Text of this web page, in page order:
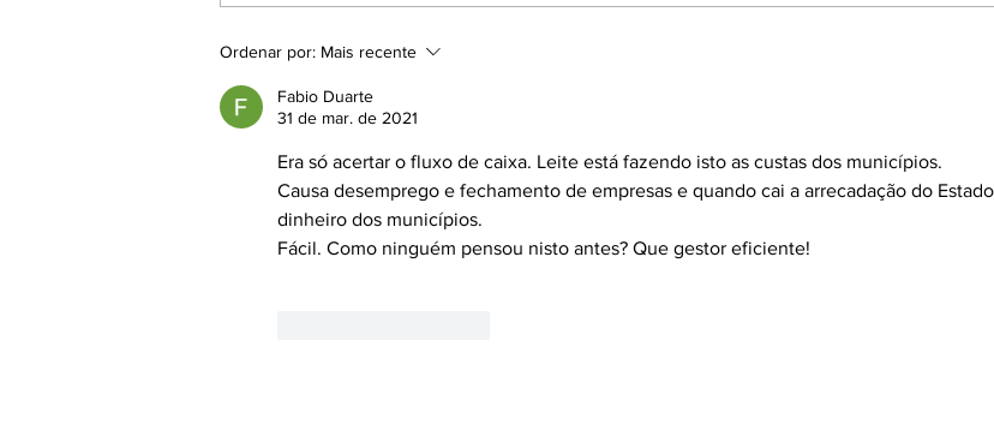
CONSTRUÇÃO CIVIL
MOVIMENTA R$ 667 MILHÕES
E REFORÇA PROTAGONISMO
NA ECONOMIA REGIONAL.
Ordenar por: Mais recente
Fabio Duarte
31 de mar. de 2021
Era só acertar o fluxo de caixa. Leite está fazendo isto as custas dos municípios.
Causa desemprego e fechamento de empresas e quando cai a arrecadação do
dinheiro dos municípios.
Fácil. Como ninguém pensou nisto antes? Que gestor eficiente!